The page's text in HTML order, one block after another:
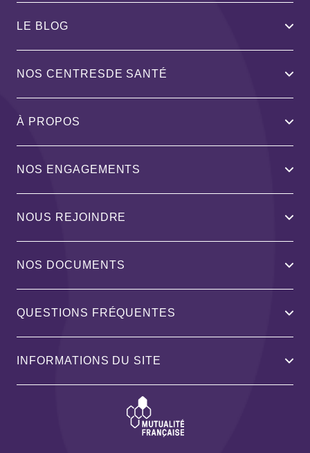
LE BLOG
NOS CENTRESDE SANTÉ
À PROPOS
NOS ENGAGEMENTS
NOUS REJOINDRE
NOS DOCUMENTS
QUESTIONS FRÉQUENTES
INFORMATIONS DU SITE